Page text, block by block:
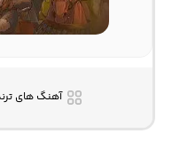
آهنگ های